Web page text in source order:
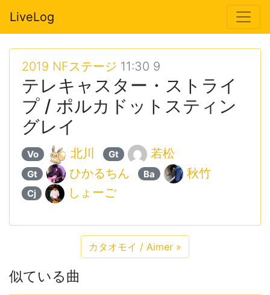
LiveLog
2019 NFステージ 11:30 9
テレキャスター・ストライ
プ / ポルカドットスティン
グレイ
Vo 北川 Gt 若松
Gt ひかるちん Ba 秋竹
Cj しょーご
カタオモイ / Aimer »
似ている曲